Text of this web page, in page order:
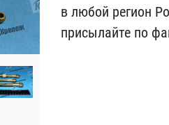
в ​любой регион
присылайте по